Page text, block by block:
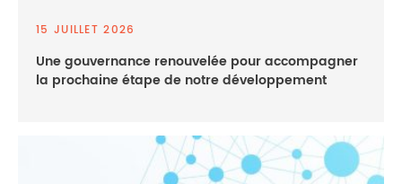
15 JUILLET 2026
Une gouvernance renouvelée pour accompagner
la prochaine étape de notre développement